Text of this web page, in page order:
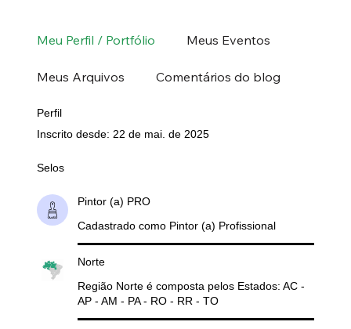
Meu Perfil / Portfólio Meus Eventos
Meus Arquivos Comentários do blog
Perfil
Inscrito desde: 22 de mai. de 2025
Selos
Pintor (a) PRO
Cadastrado como Pintor (a) Profissional
Norte
Região Norte é composta pelos Estados: AC -
AP - AM - PA - RO - RR - TO